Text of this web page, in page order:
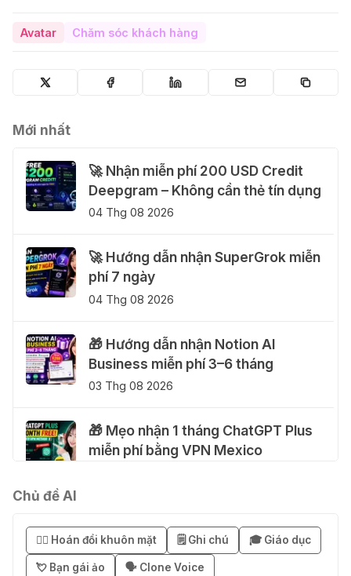
Avatar Chăm sóc khách hàng
Mới nhất
🚀 Nhận miễn phí 200 USD Credit
Deepgram – Không cần thẻ tín dụng
04 Thg 08 2026
🚀 Hướng dẫn nhận SuperGrok miễn
phí 7 ngày
04 Thg 08 2026
🎁 Hướng dẫn nhận Notion AI
Business miễn phí 3–6 tháng
03 Thg 08 2026
🎁 Mẹo nhận 1 tháng ChatGPT Plus
miễn phí bằng VPN Mexico
miễn phí
01 Thg 08 2026
Chủ đề AI
😶‍🌫️ Hoán đổi khuôn mặt 🗒️ Ghi chú 🎓 Giáo dục
💘 Bạn gái ảo 🗣️ Clone Voice